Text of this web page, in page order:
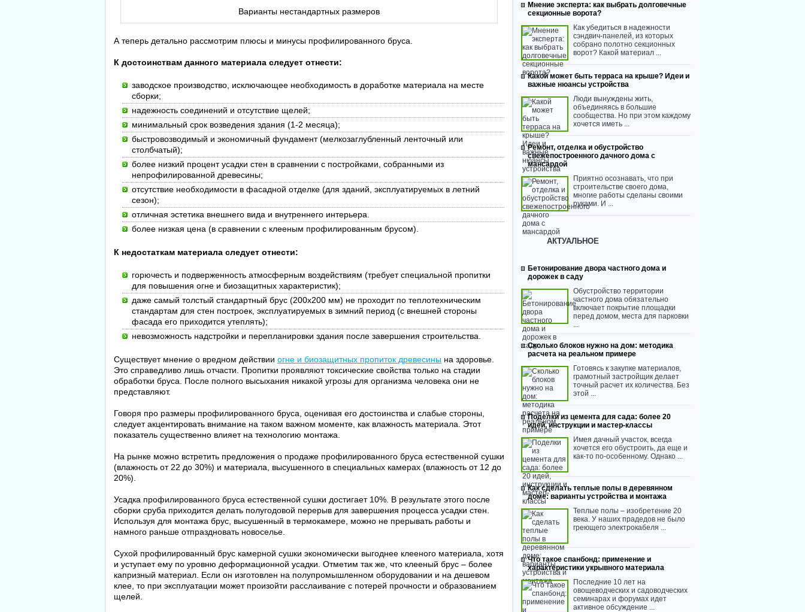
Варианты нестандартных размеров
А теперь детально рассмотрим плюсы и минусы профилированного бруса.
К достоинствам данного материала следует отнести:
заводское производство, исключающее необходимость в доработке материала на месте
сборки;
надежность соединений и отсутствие щелей;
минимальный срок возведения здания (1-2 месяца);
быстровозводимый и экономичный фундамент (мелкозаглубленный ленточный или
столбчатый);
более низкий процент усадки стен в сравнении с постройками, собранными из
непрофилированной древесины;
отсутствие необходимости в фасадной отделке (для зданий, эксплуатируемых в летний
сезон);
отличная эстетика внешнего вида и внутреннего интерьера.
более низкая цена (в сравнении с клееным профилированным брусом).
К недостаткам материала следует отнести:
горючесть и подверженность атмосферным воздействиям (требует специальной пропитки
для повышения огне и биозащитных характеристик);
даже самый толстый стандартный брус (200х200 мм) не проходит по теплотехническим
стандартам для стен построек, эксплуатируемых в зимний период (с внешней стороны
фасада его приходится утеплять);
невозможность надстройки и перепланировки здания после завершения строительства.
Существует мнение о вредном действии огне и биозащитных пропиток древесины на здоровье.
Это справедливо лишь отчасти. Пропитки проявляют токсические свойства только на стадии
обработки бруса. После полного высыхания никакой угрозы для организма человека они не
представляют.
Говоря про размеры профилированного бруса, оценивая его достоинства и слабые стороны,
следует акцентировать внимание на таком важном моменте, как влажность материала. Этот
показатель существенно влияет на технологию монтажа.
На рынке можно встретить предложения о продаже профилированного бруса естественной сушки
(влажность от 22 до 30%) и материала, высушенного в специальных камерах (влажность от 12 до
20%).
Усадка профилированного бруса естественной сушки достигает 10%. В результате этого после
сборки сруба приходится делать полугодовой перерыв для завершения процесса усадки стен.
Используя для монтажа брус, высушенный в термокамере, можно не прерывать работы и
намного раньше отпраздновать новоселье.
Сухой профилированный брус камерной сушки экономически выгоднее клееного материала, хотя
и уступает ему по уровню деформационной усадки. Отметим так же, что клееный брус – более
капризный материал. Если он изготовлен на полупромышленном оборудовании и на дешевом
клее, то при эксплуатации может произойти расслаивание с потерей прочности и образованием
щелей.
Мнение эксперта: как выбрать долговечные
секционные ворота?
Как убедиться в надежности
сэндвич-панелей, из которых
собрано полотно секционных
ворот? Какой материал ...
Какой может быть терраса на крыше? Идеи и
важные нюансы устройства
Люди вынуждены жить,
объединяясь в большие
сообщества. Но при этом каждому
хочется иметь ...
Ремонт, отделка и обустройство
свежепостроенного дачного дома с
мансардой
Приятно осознавать, что при
строительстве своего дома,
многие работы сделаны своими
руками. И ...
АКТУАЛЬНОЕ
Бетонирование двора частного дома и
дорожек в саду
Обустройство территории
частного дома обязательно
включает покрытие площадки
перед домом, места для парковки
...
Сколько блоков нужно на дом: методика
расчета на реальном примере
Готовясь к закупке материалов,
грамотный застройщик делает
точный расчет их количества. Без
этой ...
Поделки из цемента для сада: более 20
идей, инструкции и мастер-классы
Имея дачный участок, всегда
хочется его обустроить, да еще и
как-то по-особенному. Однако ...
Как сделать теплые полы в деревянном
доме: варианты устройства и монтажа
Теплые полы – изобретение 20
века. У наших прадедов не было
греющего электрокабеля ...
Что такое спанбонд: применение и
характеристики укрывного материала
Последние 10 лет на
овощеводческих и садоводческих
семинарах и форумах идет
активное обсуждение ...